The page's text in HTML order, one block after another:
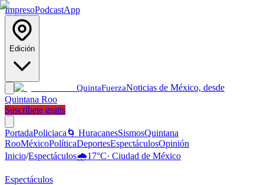
ImpresoPodcastApp
Edición
QuintaFuerzaNoticias de México, desde
Quintana Roo
Suscríbete gratis
PortadaPoliciaca 🌀 HuracanesSismosQuintana
RooMéxicoPolíticaDeportesEspectáculosOpinión
Inicio/Espectáculos🌧️17°C· Ciudad de México
Espectáculos